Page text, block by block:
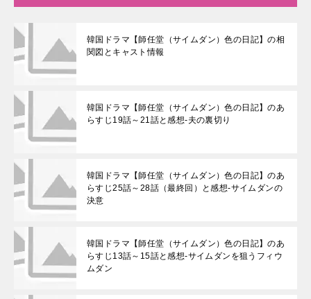
韓国ドラマ【師任堂（サイムダン）色の日記】の相
関図とキャスト情報
韓国ドラマ【師任堂（サイムダン）色の日記】のあ
らすじ19話～21話と感想-夫の裏切り
韓国ドラマ【師任堂（サイムダン）色の日記】のあ
らすじ25話～28話（最終回）と感想-サイムダンの
決意
韓国ドラマ【師任堂（サイムダン）色の日記】のあ
らすじ13話～15話と感想-サイムダンを狙うフィウ
ムダン